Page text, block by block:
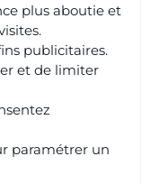
plus aboutie et
publicitaires.
et de limiter
paramétrer un